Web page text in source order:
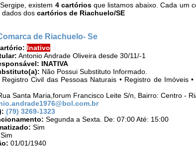
existem 4 cartóriosque listamos abaixo. Cada um
dados dos cartórios de Riachuelo/SE
de Riachuelo- Se
Inativo
Antonio Andrade Oliveira desde 30/11/-1
INATIVA
Não Possui Substituto Informado.
Registro Civil das Pessoas Naturais • Registro de Imóveis
Santa Maria,forum Francisco Leite S/n, Bairro: Centro -
(79) 3269-1323
Segunda a Sexta. De: 07:00 Até: 15:00
Sim
Sim
01/01/1940